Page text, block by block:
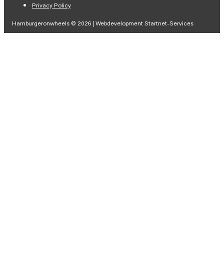
Privacy Policy
Hamburgeronwheels © 2026 | Webdevelopment Startnet-Services